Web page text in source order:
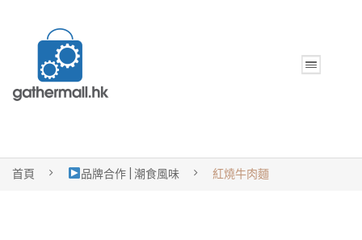
首頁 品牌合作 | 潮食風味 紅燒牛肉麵